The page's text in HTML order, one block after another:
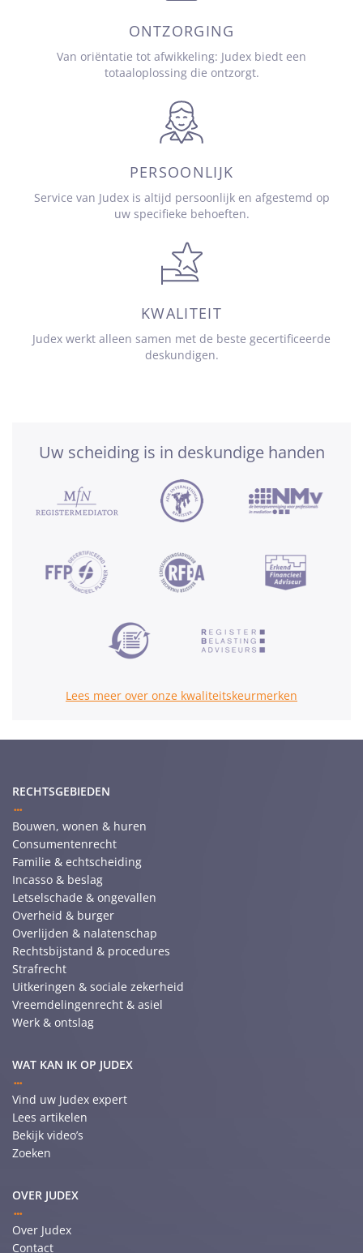
ONTZORGING
Van oriëntatie tot afwikkeling: Judex biedt een
totaaloplossing die ontzorgt.
PERSOONLIJK
Service van Judex is altijd persoonlijk en afgestemd op
uw specifieke behoeften.
KWALITEIT
Judex werkt alleen samen met de beste gecertificeerde
deskundigen.
Uw scheiding is in deskundige handen
Lees meer over onze kwaliteitskeurmerken
RECHTSGEBIEDEN
Bouwen, wonen & huren
Consumentenrecht
Familie & echtscheiding
Incasso & beslag
Letselschade & ongevallen
Overheid & burger
Overlijden & nalatenschap
Rechtsbijstand & procedures
Strafrecht
Uitkeringen & sociale zekerheid
Vreemdelingenrecht & asiel
Werk & ontslag
WAT KAN IK OP JUDEX
Vind uw Judex expert
Lees artikelen
Bekijk video’s
Zoeken
OVER JUDEX
Over Judex
Contact